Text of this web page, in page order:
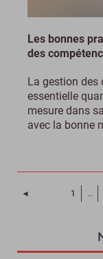
Les bonnes
des
La gestion des
essentielle
mesure dans
avec la bonne
◄ Page précédente
1 …